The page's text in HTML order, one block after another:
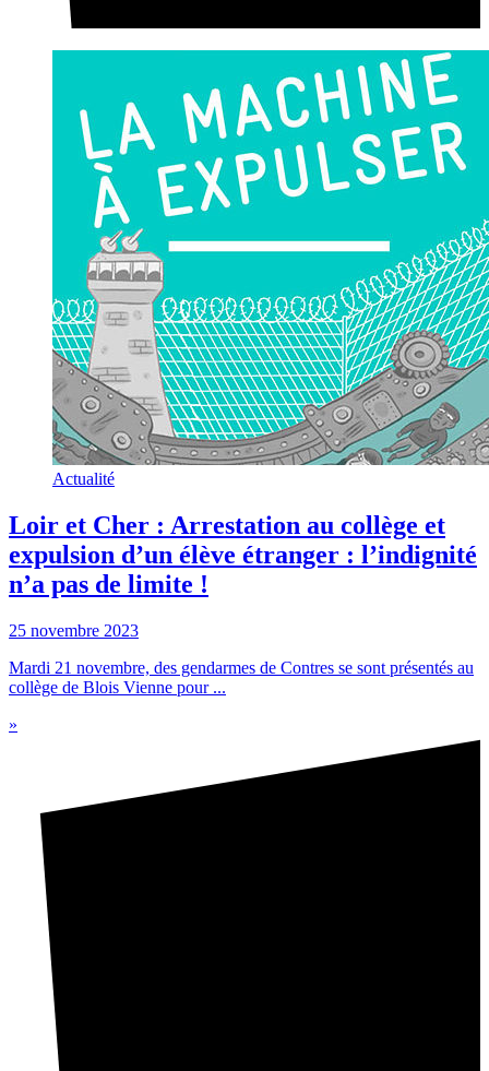
Actualité
Loir et Cher : Arrestation au collège et
expulsion d’un élève étranger : l’indignité
n’a pas de limite !
25 novembre 2023
Mardi 21 novembre, des gendarmes de Contres se sont présentés au
collège de Blois Vienne pour ...
»